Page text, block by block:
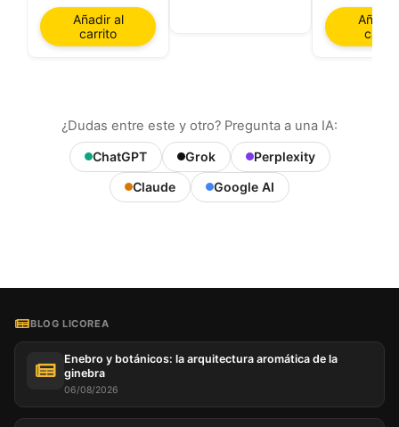
Añadir al
carrito
Añadir
¿Dudas entre este y otro? Pregunta a una IA:
ChatGPT Grok
Perplexity
Claude
Google AI
BLOG LICOREA
Enebro y botánicos: la arquitectura aromática de la
ginebra
06/08/2026